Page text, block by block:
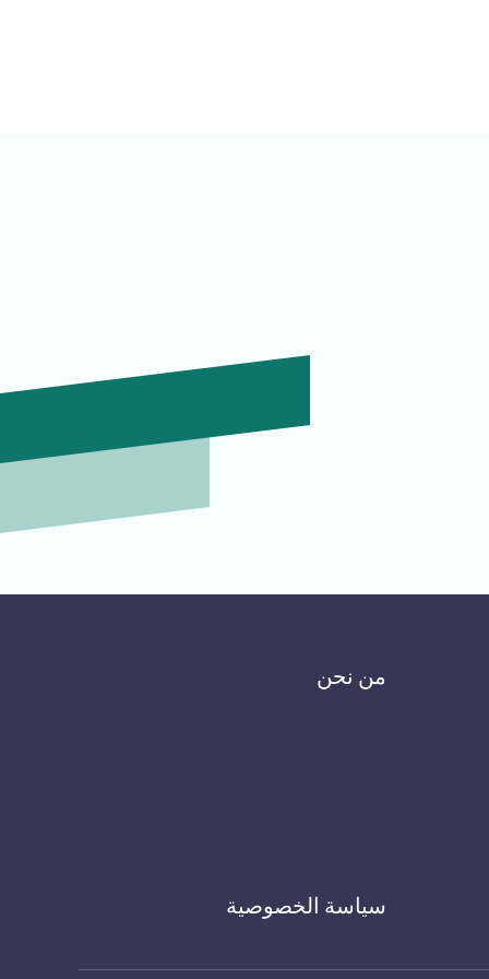
من نحن
سياسة الخصوصية